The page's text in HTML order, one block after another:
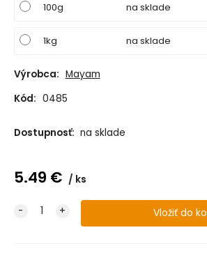
100g na sklade
1kg na sklade
Výrobca: Mayam
Kód: 0485
Dostupnosť: na sklade
5.49 € ks